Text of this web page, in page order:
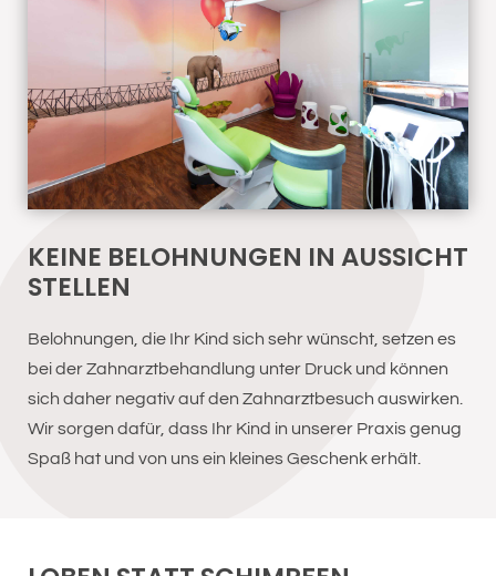
KEINE BELOHNUNGEN IN AUSSICHT
STELLEN
Belohnungen, die Ihr Kind sich sehr wünscht, setzen es
bei der Zahnarztbehandlung unter Druck und können
sich daher negativ auf den Zahnarztbesuch auswirken.
Wir sorgen dafür, dass Ihr Kind in unserer Praxis genug
Spaß hat und von uns ein kleines Geschenk erhält.